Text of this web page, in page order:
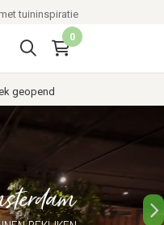
tuininspiratie
0
geopend